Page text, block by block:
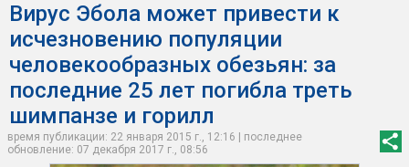
Вирус Эбола может привести к
исчезновению популяции
человекообразных обезьян: за
последние 25 лет погибла треть
шимпанзе и горилл
время публикации: 22 января 2015 г., 12:16 | последнее
обновление: 07 декабря 2017 г., 08:56